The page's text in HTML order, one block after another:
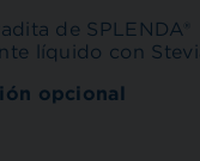
de SPLENDA®
líquido con
opcional